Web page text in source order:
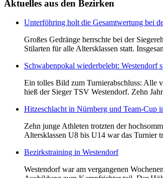
Aktuelles aus den Bezirken
Unterföhring holt die Gesamtwertung bei
Großes Gedränge herrschte bei der
Stilarten für alle Altersklassen statt.
Schwabenpokal wiederbelebt: Westendorf
Ein tolles Bild zum Turnierabschluss: Alle
hieß der Sieger TSV Westendorf. Zehn
Hitzeschlacht in Nürnberg und Team-Cup
Zehn junge Athleten trotzten der
Altersklassen U8 bis U14 war das Turnier
Bezirkstraining in Westendorf
Westendorf war am vergangenen